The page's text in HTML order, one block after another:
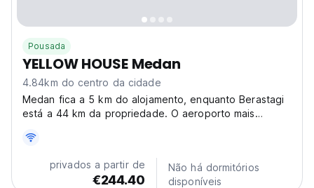
Pousada
YELLOW HOUSE Medan
4.84km do centro da cidade
Medan fica a 5 km do alojamento, enquanto Berastagi
está a 44 km da propriedade. O aeroporto mais
House.
privados a partir de
€244.40
Não há dormitórios
disponíveis